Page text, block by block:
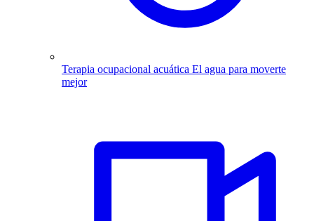
Terapia ocupacional acuática El agua para moverte
mejor